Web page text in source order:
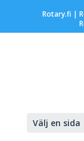
Rotary.fi |
Välj en sida